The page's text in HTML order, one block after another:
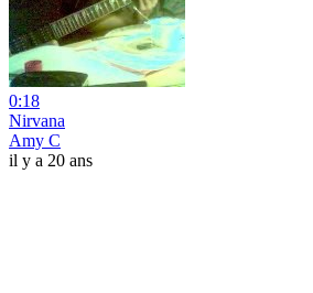
0:18
Nirvana
Amy C
il y a 20 ans